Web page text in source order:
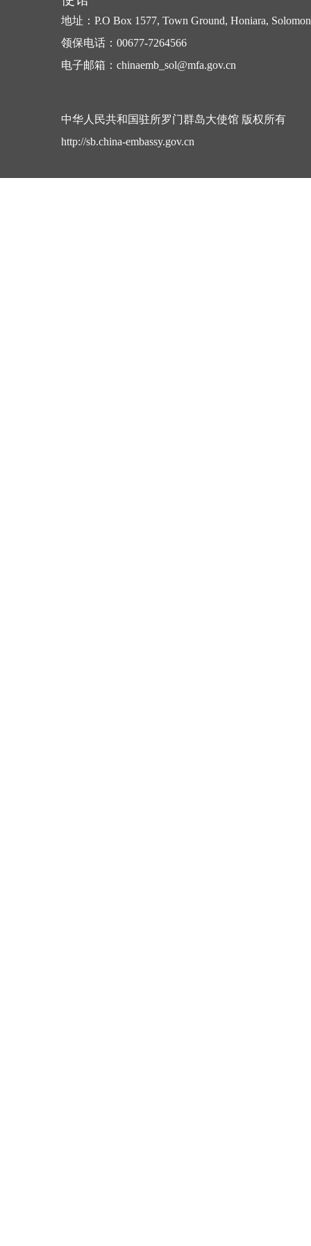
地址：P.O Box 1577, Town Ground, Honiara,
领保电话：00677-7264566
电子邮箱：chinaemb_sol@mfa.gov.cn
中华人民共和国驻所罗门群岛大使馆 版权所有
http://sb.china-embassy.gov.cn